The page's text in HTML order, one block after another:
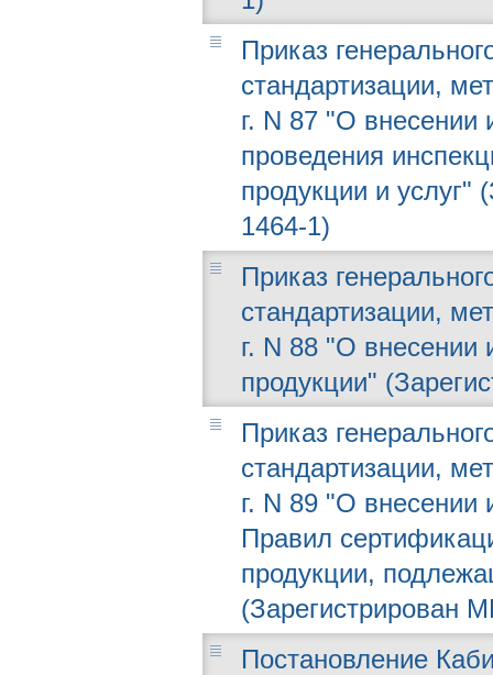
Приказ
стандартизации,
г. N 87 "О внесении
проведения
продукции и услуг"
1464-1)
Приказ
стандартизации,
г. N 88 "О внесении
продукции"
Приказ
стандартизации,
г. N 89 "О внесении
Правил
продукции,
(Зарегистрирован
Постановление